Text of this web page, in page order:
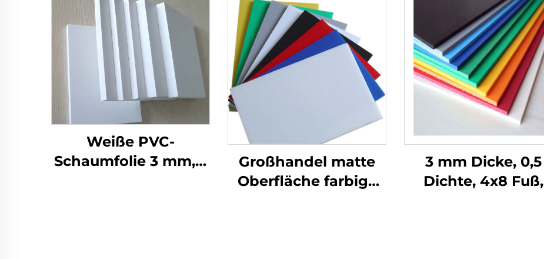
Weiße PVC-
Schaumfolie 3 mm, 5
Großhandel matte
Oberfläche farbige
3 mm Dicke, 0,5
Dichte, 4x8 Fuß,